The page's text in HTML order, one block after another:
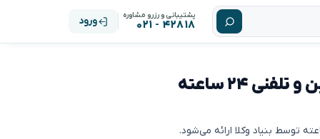
پشتیبانی و رزرو مشاوره
۴۲۸۱۸ - ۰۲۱ ورود
مشاوره حقوقی روابط نامشروع: آنلاین و تلفنی ۲۴ ساعته